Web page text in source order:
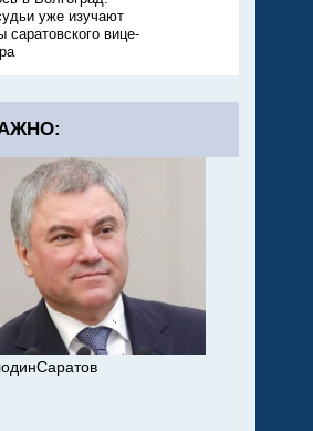
уже изучают
саратовского вице-